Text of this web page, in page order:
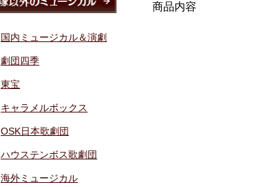
商品内容
国内ミュージカル＆演劇
劇団四季
東宝
キャラメルボックス
OSK日本歌劇団
ハウステンボス歌劇団
海外ミュージカル